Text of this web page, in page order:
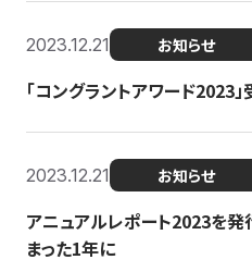
2023.12.21 お知らせ
「コングラントアワード2023
2023.12.21 お知らせ
アニュアルレポート2023を
まった1年に